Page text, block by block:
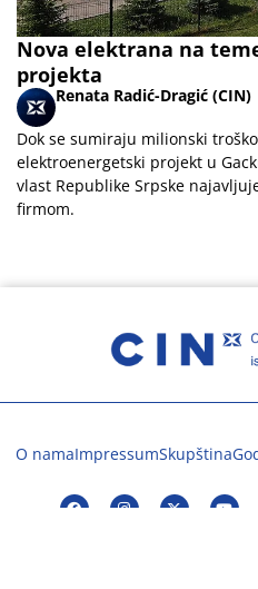
Nova elektrana na
projekta
Renata Radić-Dragić (CIN)
Dok se sumiraju milionski
elektroenergetski projekt u
vlast Republike Srpske
firmom.
O namaImpressumSkupština